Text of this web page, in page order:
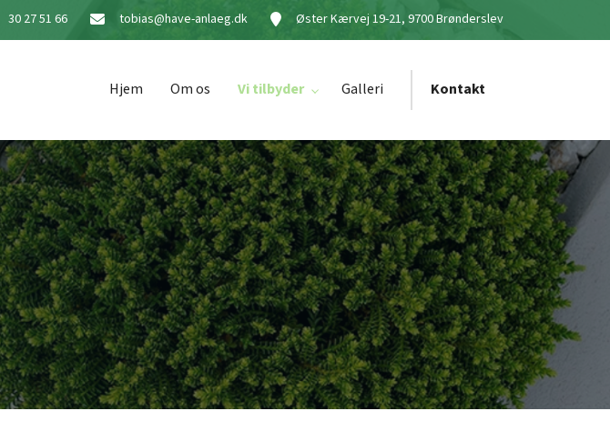
30 27 51 66 tobias@have-anlaeg.dk Øster Kærvej 19-21, 9700 Brønderslev
Hjem Om os Vi tilbyder Galleri Kontakt